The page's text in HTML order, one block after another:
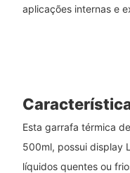
aplicações internas e
Esta garrafa térmica
500ml, possui display
líquidos quentes ou